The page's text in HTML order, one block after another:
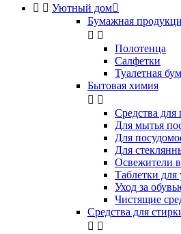
  Уютный дом
Бумажная
 
Полотенца
Салфетки
Туалетная
Бытовая химия
 
Cредства
Для мытья
Для
Для
Освежители
Таблетки для
Уход за
Чистящие
Средства для
 